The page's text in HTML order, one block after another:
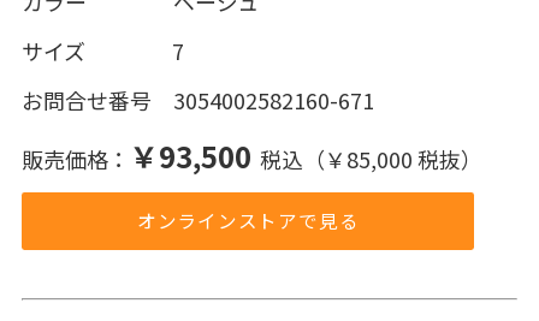
サイズ 7
お問合せ番号 3054002582160-671
販売価格： ￥93,500 税込（￥85,000 税抜）
オンラインストアで見る